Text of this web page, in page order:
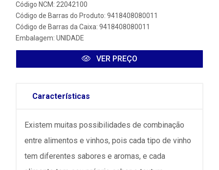
Código NCM: 22042100
Código de Barras do Produto: 9418408080011
Código de Barras da Caixa: 9418408080011
Embalagem: UNIDADE
VER PREÇO
Características
Existem muitas possibilidades de combinação
entre alimentos e vinhos, pois cada tipo de vinho
tem diferentes sabores e aromas, e cada